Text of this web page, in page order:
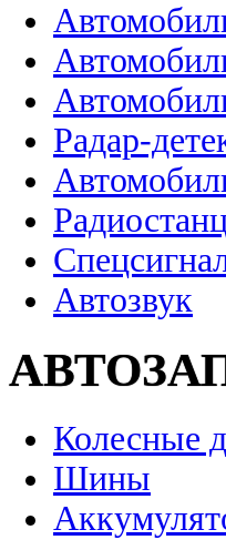
Радар-
Автозвук
Колесные
Шины